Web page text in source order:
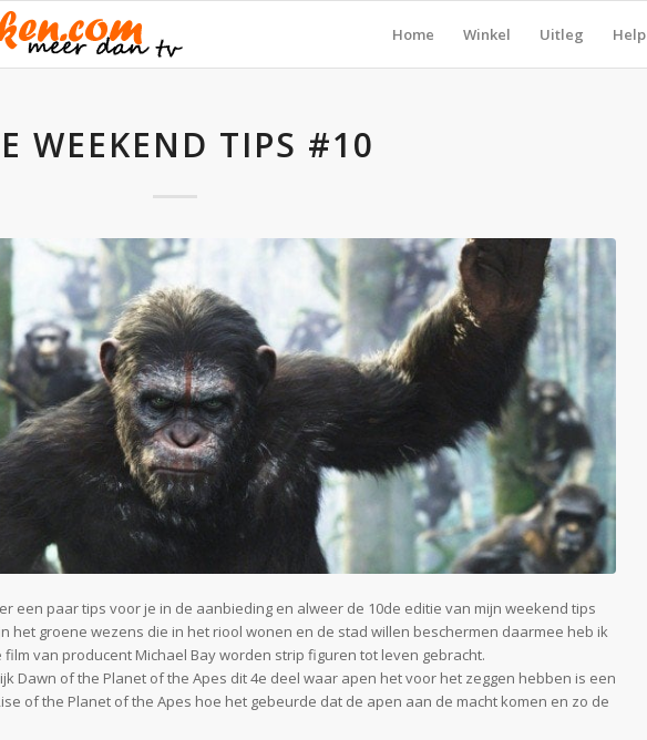
Home Winkel Uitleg Help
WEEKEND TIPS #10
een paar tips voor je in de aanbieding en alweer de 10de editie van mijn weekend tips
het groene wezens die in het riool wonen en de stad willen beschermen daarmee heb ik
van producent Michael Bay worden strip figuren tot leven gebracht.
Dawn of the Planet of the Apes dit 4e deel waar apen het voor het zeggen hebben is een
of the Planet of the Apes hoe het gebeurde dat de apen aan de macht komen en zo de